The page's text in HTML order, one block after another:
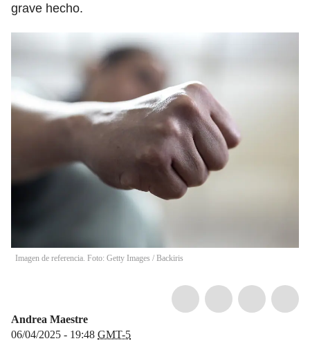
grave hecho.
Imagen de referencia. Foto: Getty Images / Backiris
Andrea Maestre
06/04/2025 - 19:48 GMT-5